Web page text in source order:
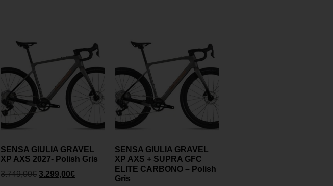
SENSA GIULIA GRAVEL
XP AXS 2027- Polish Gris
3.749,00€ 3.299,00€
SENSA GIULIA GRAVEL
XP AXS + SUPRA GFC
ELITE CARBONO – Polish
Gris